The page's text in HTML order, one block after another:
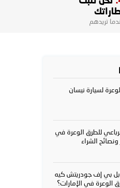
تريدهم
لسيارة نيسان
للطرق الوعرة في
ونصائح الشراء
بي إف جودريتش كيه